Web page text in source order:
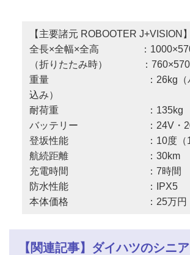
【主要諸元 ROBOOTER J+VISION】
全長×全幅×全高 ：
（折りたたみ時） ：
重量 ：26kg（バッ
込み）
耐荷重 ：135kg
バッテリー ：24V・
登坂性能 ：10度（
航続距離 ：30km
充電時間 ：7時間
防水性能 ：IPX5
本体価格 ：25万円（非
【関連記事】ダイハツのシニ